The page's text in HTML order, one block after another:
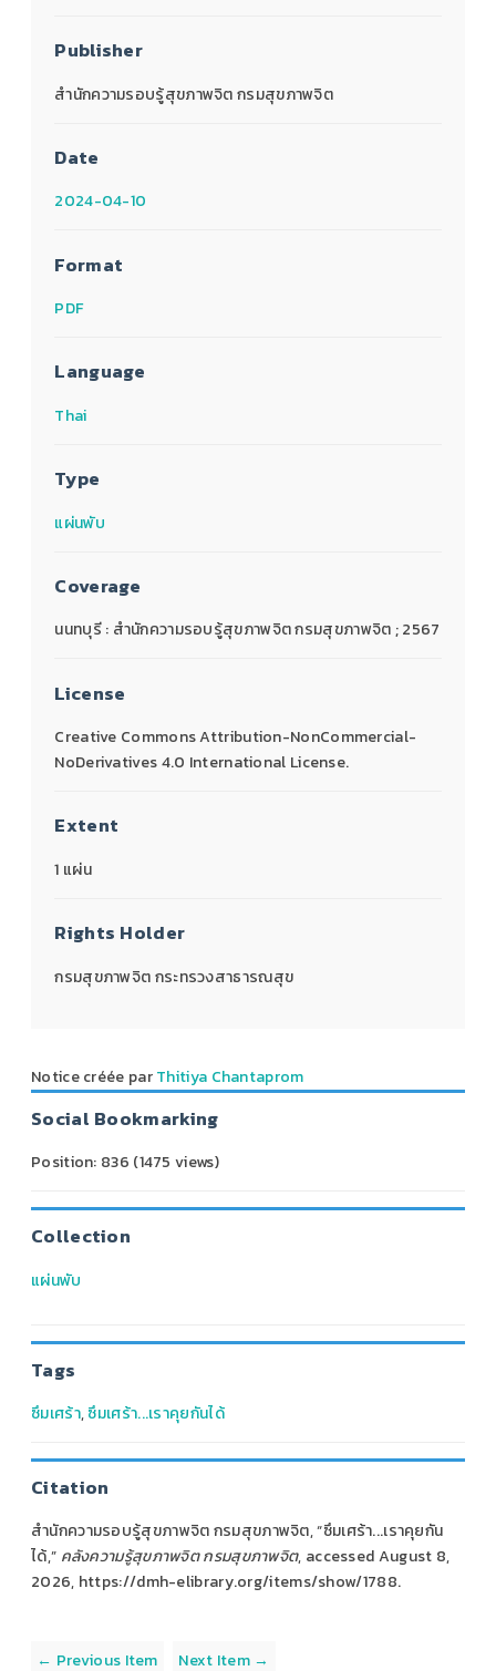
Publisher
สำนักความรอบรู้สุขภาพจิต กรมสุขภาพจิต
Date
2024-04-10
Format
PDF
Language
Thai
Type
แผ่นพับ
Coverage
นนทบุรี : สำนักความรอบรู้สุขภาพจิต กรมสุขภาพจิต ; 2567
License
Creative Commons Attribution-NonCommercial-
NoDerivatives 4.0 International License.
Extent
1 แผ่น
Rights Holder
กรมสุขภาพจิต กระทรวงสาธารณสุข
Notice créée parThitiya Chantaprom
Social Bookmarking
Position: 836 (1475 views)
Collection
แผ่นพับ
Tags
ซึมเศร้า,ซึมเศร้า...เราคุยกันได้
Citation
สำนักความรอบรู้สุขภาพจิต กรมสุขภาพจิต, “ซึมเศร้า...เราคุยกัน
ได้,” คลังความรู้สุขภาพจิต กรมสุขภาพจิต, accessed August 8,
2026, https://dmh-elibrary.org/items/show/1788.
← Previous Item Next Item →